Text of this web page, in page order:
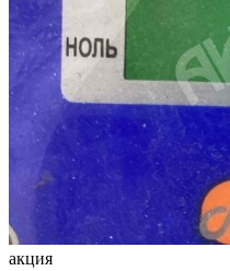
акция